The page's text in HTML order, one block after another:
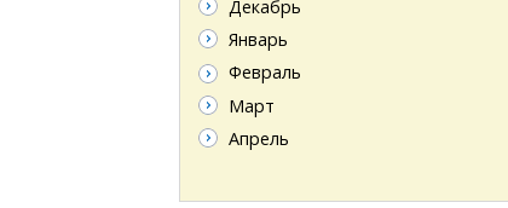
Декабрь
Январь
Февраль
Март
Апрель